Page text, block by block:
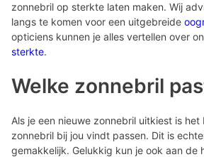
zonnebril op sterkte laten maken. Wij
langs te komen voor een uitgebreide
opticiens kunnen je alles vertellen over
sterkte.
Welke zonnebril
Als je een nieuwe zonnebril uitkiest is
zonnebril bij jou vindt passen. Dit is
gemakkelijk. Gelukkig kun je ook aan de